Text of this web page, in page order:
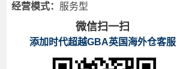
经营模式： 服务型
微信扫一扫
添加时代超越GBA英国海外仓客服